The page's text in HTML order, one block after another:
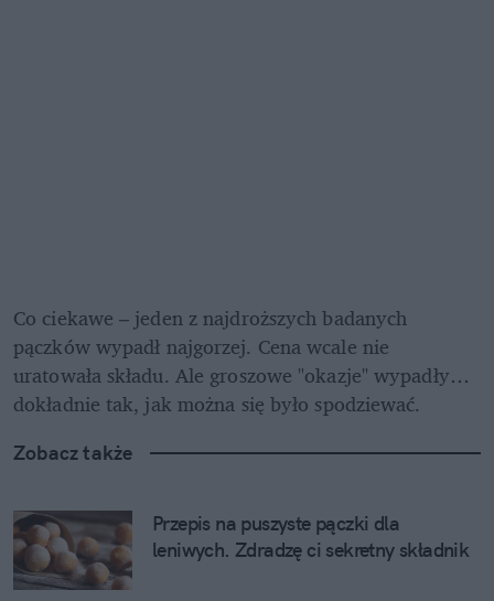
Co ciekawe – jeden z najdroższych badanych
pączków wypadł najgorzej. Cena wcale nie
uratowała składu. Ale groszowe "okazje" wypadły…
dokładnie tak, jak można się było spodziewać.
Zobacz także
Przepis na puszyste pączki dla
leniwych. Zdradzę ci sekretny składnik